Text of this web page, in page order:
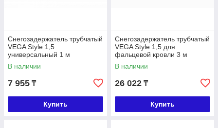
Снегозадержатель трубчатый
VEGA Style 1,5
универсальный 1 м
В наличии
7 955 ₸
Купить
Снегозадержатель трубчатый
VEGA Style 1,5 для
фальцевой кровли 3 м
В наличии
26 022 ₸
Купить